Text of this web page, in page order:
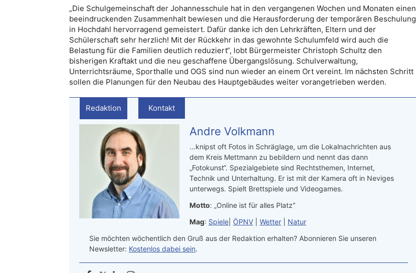
„Die Schulgemeinschaft der Johannesschule hat in den vergangenen Wochen und Monaten einen
beeindruckenden Zusammenhalt bewiesen und die Herausforderung der temporären Beschulung
in Hochdahl hervorragend gemeistert. Dafür danke ich den Lehrkräften, Eltern und der
Schülerschaft sehr herzlich! Mit der Rückkehr in das gewohnte Schulumfeld wird auch die
Belastung für die Familien deutlich reduziert“, lobt Bürgermeister Christoph Schultz den
bisherigen Kraftakt und die neu geschaffene Übergangslösung. Schulverwaltung,
Unterrichtsräume, Sporthalle und OGS sind nun wieder an einem Ort vereint. Im nächsten Schritt
sollen die Planungen für den Neubau des Hauptgebäudes weiter vorangetrieben werden.
Redaktion Kontakt
Andre Volkmann
…knipst oft Fotos in Schräglage, um die Lokalnachrichten aus
dem Kreis Mettmann zu bebildern und nennt das dann
„Fotokunst“. Spezialgebiete sind Rechtsthemen, Internet,
Technik und Unterhaltung. Er ist mit der Kamera oft in Neviges
unterwegs. Spielt Brettspiele und Videogames.
Motto: „Online ist für alles Platz“
Mag: Spiele ÖPNV Wetter
Natur
Sie möchten wöchentlich den Gruß aus der Redaktion erhalten? Abonnieren Sie unseren
Newsletter: Kostenlos dabei sein.